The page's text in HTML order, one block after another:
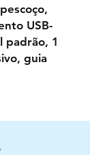
USB-
padrão, 1
guia